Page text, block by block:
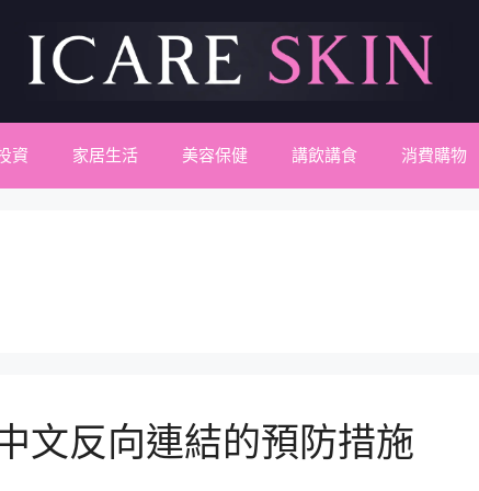
資 家居生活 美容保健 講飲講食 消費購物
文反向連結的預防措施